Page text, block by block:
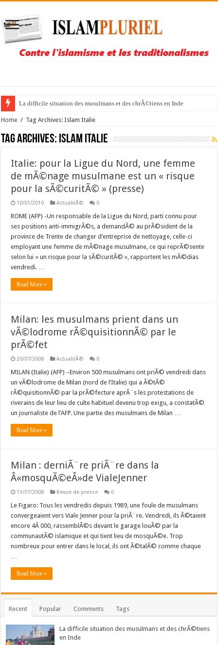
La difficile situation des musulmans et des chrÃ©tiens en Inde
Home / Tag Archives: Islam Italie
Tag Archives: Islam Italie
Italie: pour la Ligue du Nord, une femme
de mÃ©nage musulmane est un « risque
pour la sÃ©curitÃ© » (presse)
10/01/2010 ActualitÃ© 0
ROME (AFP) -Un responsable de la Ligue du Nord, parti connu pour
ses positions anti-immigrÃ©s, a demandÃ© au prÃ©sident de la
province de Trente de changer d’entreprise de nettoyage, celle-ci
employant une femme de mÃ©nage musulmane, ce qui reprÃ©sente
selon lui « un risque pour la sÃ©curitÃ© », rapportent les mÃ©dias
vendredi. …
Read More »
Milan: les musulmans prient dans un
vÃ©lodrome rÃ©quisitionnÃ© par le
prÃ©fet
20/07/2008 ActualitÃ© 0
MILAN (Italie) (AFP) –Environ 500 musulmans ont priÃ© vendredi dans
un vÃ©lodrome de Milan (nord de l’Italie) qui a Ã©tÃ©
rÃ©quisitionnÃ© par la prÃ©fecture aprÃ¨s les protestations de
riverains de leur lieu de culte habituel devenu trop exigu, a constatÃ©
un journaliste de l’AFP. Une partie des musulmans de Milan …
Read More »
Milan : derniÃ¨re priÃ¨re dans la
Â«mosquÃ©eÂ»de VialeJenner
13/07/2008 Revue de presse 0
Le Figaro: Tous les vendredis depuis 1989, une foule de musulmans
convergeaient vers Viale Jenner pour la priÃ¨re. Vendredi, ils Ã©taient
encore 4Â 000, rassemblÃ©s devant le garage louÃ© par la
communautÃ© islamique et qui tient lieu de mosquÃ©e. Trop
nombreux pour entrer dans le local, ils ont Ã©talÃ© comme chaque
…
Read More »
Recent Popular Comments Tags
La difficile situation des musulmans et des chrÃ©tiens
en Inde